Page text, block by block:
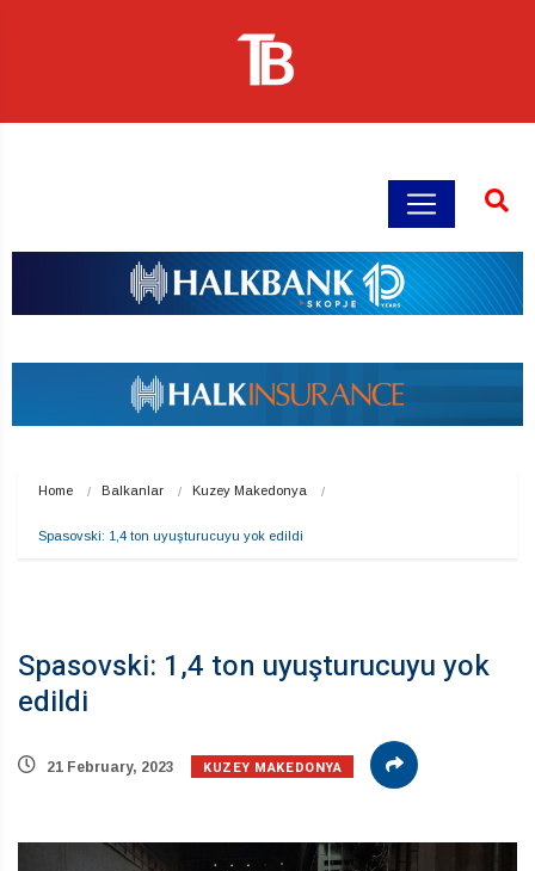
Home Balkanlar Kuzey Makedonya
Spasovski: 1,4 ton uyuşturucuyu yok edildi
Spasovski: 1,4 ton uyuşturucuyu yok
edildi
21 February, 2023 KUZEY MAKEDONYA